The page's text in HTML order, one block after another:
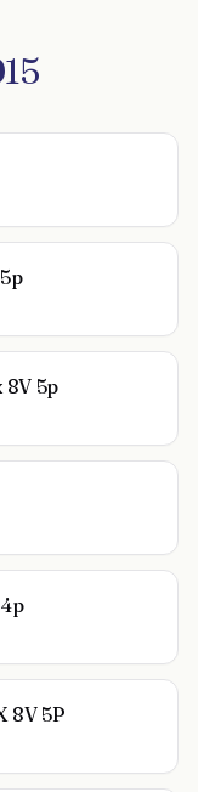
8V 5p
8V 5P